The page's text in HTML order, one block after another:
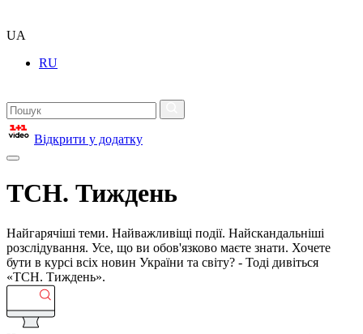
UA
RU
Відкрити у додатку
ТСН. Тиждень
Найгарячіші теми. Найважливіщі події. Найскандальніші
розслідування. Усе, що ви обов'язково маєте знати. Хочете
бути в курсі всіх новин України та світу? - Тоді дивіться
«ТСН. Тиждень».